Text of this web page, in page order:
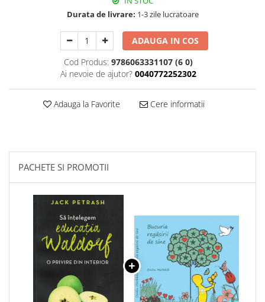
Durata de livrare: 1-3 zile lucratoare
ADAUGA IN COS
Cod Produs: 9786063331107 (6 0)
Ai nevoie de ajutor? 0040772252302
Adauga la Favorite Cere informatii
PACHETE SI PROMOTII